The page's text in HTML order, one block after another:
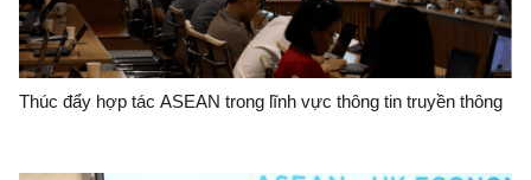
Thúc đẩy hợp tác ASEAN trong lĩnh vực thông tin truyền thông